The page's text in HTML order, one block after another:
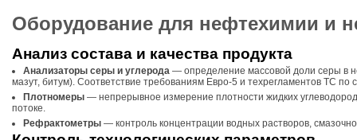
Оборудование для нефтехимии и
Анализ состава и качества продукта
Анализаторы серы и углерода — определение массовой доли серы в
мазут, битум). Соответствие требованиям Евро-5 и техрегламентов ТС
Плотномеры — непрерывное измерение плотности жидких
потоке.
Рефрактометры — контроль концентрации водных растворов,